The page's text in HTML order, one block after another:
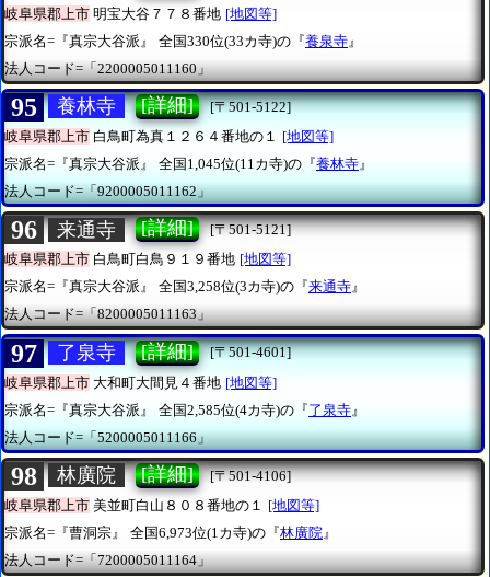
岐阜県郡上市 明宝大谷７７８番地 [地図等]
宗派名=『真宗大谷派』
全国330位(33カ寺)の『養泉寺 』
法人コード=「2200005011160」
95 養林寺 [詳細]
[〒501-5122]
岐阜県郡上市 白鳥町為真１２６４番地の１
[地図等]
宗派名=『真宗大谷派』
全国1,045位(11カ寺)の『養林寺 』
法人コード=「9200005011162」
96 来通寺 [詳細]
[〒501-5121]
岐阜県郡上市 白鳥町白鳥９１９番地 [地図等]
宗派名=『真宗大谷派』
全国3,258位(3カ寺)の『来通寺』
法人コード=「8200005011163」
97 了泉寺 [詳細]
[〒501-4601]
岐阜県郡上市 大和町大間見４番地 [地図等]
宗派名=『真宗大谷派』
全国2,585位(4カ寺)の『了泉寺 』
法人コード=「5200005011166」
98 林廣院 [詳細]
[〒501-4106]
岐阜県郡上市 美並町白山８０８番地の１
[地図等]
宗派名=『曹洞宗』
全国6,973位(1カ寺)の『林廣院 』
法人コード=「7200005011164」